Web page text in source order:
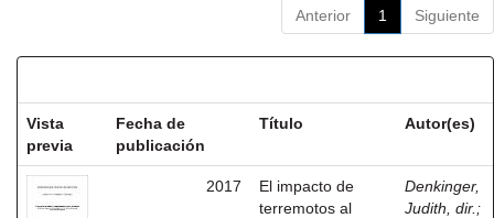
Anterior 1 Siguiente
Vista
previa
Fecha de
publicación
Título Autor(es)
2017
El impacto de
terremotos al
Denkinger,
Judith, dir. ;